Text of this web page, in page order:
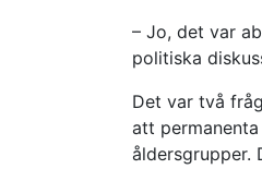
– Jo, det var
politiska
Det var två
att
åldersgrupper.